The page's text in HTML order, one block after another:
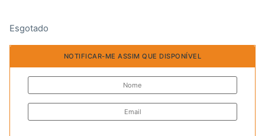
Esgotado
NOTIFICAR-ME ASSIM QUE DISPONÍVEL